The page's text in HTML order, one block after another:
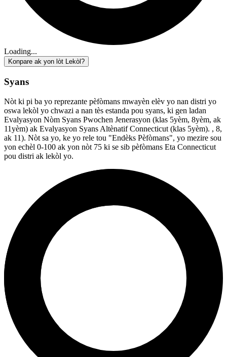
Loading...
Konpare ak yon lòt Lekòl?
Syans
Nòt ki pi ba yo reprezante pèfòmans mwayèn elèv yo nan distri yo
oswa lekòl yo chwazi a nan tès estanda pou syans, ki gen ladan
Evalyasyon Nòm Syans Pwochen Jenerasyon (klas 5yèm, 8yèm, ak
11yèm) ak Evalyasyon Syans Altènatif Connecticut (klas 5yèm). , 8,
ak 11). Nòt sa yo, ke yo rele tou "Endèks Pèfòmans", yo mezire sou
yon echèl 0-100 ak yon nòt 75 ki se sib pèfòmans Eta Connecticut
pou distri ak lekòl yo.